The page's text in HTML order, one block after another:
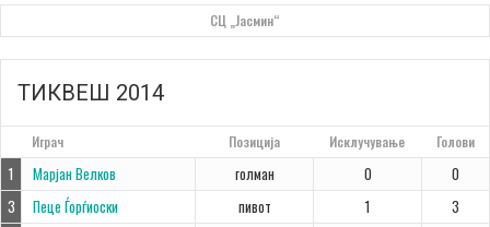
СЦ „Јасмин“
ТИКВЕШ 2014
Играч Позиција Исклучување Голови
1 Марјан Велков голман 0
0
3
Пеце Ѓорѓиоски пивот 1
3